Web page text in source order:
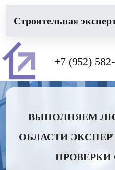
Cтроительная
+7 (952)
ВЫПОЛНЯЕМ
ОБЛАСТИ